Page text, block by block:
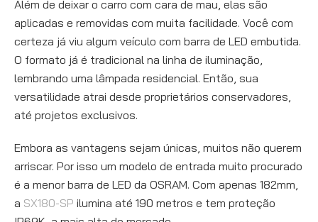
Além de deixar o carro com cara de mau, elas são
aplicadas e removidas com muita facilidade. Você com
certeza já viu algum veículo com barra de LED embutida.
O formato já é tradicional na linha de iluminação,
lembrando uma lâmpada residencial. Então, sua
versatilidade atrai desde proprietários conservadores,
até projetos exclusivos.
Embora as vantagens sejam únicas, muitos não querem
arriscar. Por isso um modelo de entrada muito procurado
é a menor barra de LED da OSRAM. Com apenas 182mm,
a SX180-SP ilumina até 190 metros e tem proteção